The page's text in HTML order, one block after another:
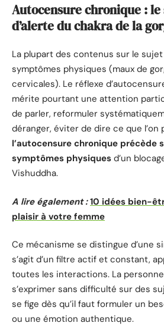
Autocensure chronique : le
d’alerte du chakra de la
La plupart des contenus sur le
symptômes physiques (maux de
cervicales). Le réflexe
mérite pourtant une attention
de parler, reformuler
déranger, éviter de dire ce que l’on
l’autocensure chronique précède
symptômes physiques d’un
Vishuddha.
A lire également : 10 idées bien-
plaisir à votre femme
Ce mécanisme se distingue d’une
s’agit d’un filtre actif et constant,
toutes les interactions. La
s’exprimer sans difficulté sur des
se fige dès qu’il faut formuler un
ou une émotion authentique.